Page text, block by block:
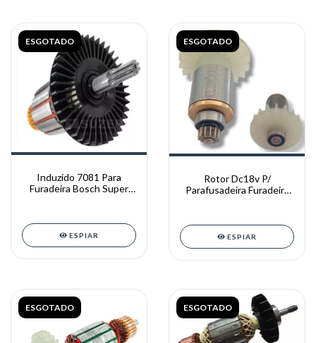
ESGOTADO
Induzido 7081 Para
Furadeira Bosch Super
ESPIAR
ESGOTADO
Rotor Dc18v P/
Parafusadeira Furadeira
ESPIAR
ESGOTADO ESGOTADO